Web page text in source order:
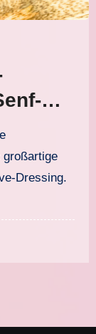
großartige
Dressing.